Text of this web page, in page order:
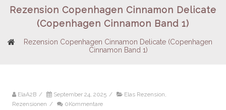
Rezension Copenhagen Cinnamon Delicate
(Copenhagen Cinnamon Band 1)
Rezension Copenhagen Cinnamon Delicate (Copenhagen
Cinnamon Band 1)
ElaA2B / September 24, 2025 / Elas Rezension,
Rezensionen / 0Kommentare